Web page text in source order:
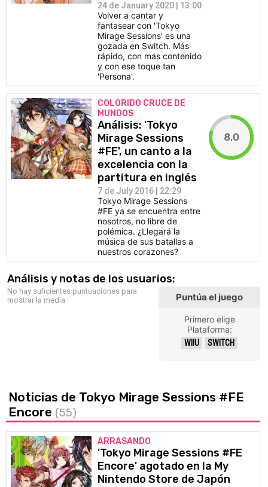
24 de January 2020 | 13:00
Volver a cantar y
fantasear con 'Tokyo
Mirage Sessions' es una
gozada en Switch. Más
rápido, con más contenido
y con ese toque tan
'Persona'.
COLORIDO CRUCE DE
MUNDOS
Análisis: 'Tokyo
Mirage Sessions
#FE', un canto a la
excelencia con la
partitura en inglés
7 de July 2016 | 22:29
Tokyo Mirage Sessions
#FE ya se encuentra entre
nosotros, no libre de
polémica. ¿Llegará la
música de sus batallas a
nuestros corazones?
8,0
Análisis y notas de los usuarios:
No hay suficientes puntuaciones para
mostrar la media
Puntúa el juego
Primero elige
Plataforma:
WIIU SWITCH
Noticias de Tokyo Mirage Sessions #FE
Encore (55)
ARRASANDO
'Tokyo Mirage Sessions #FE
Encore' agotado en la My
Nintendo Store de Japón